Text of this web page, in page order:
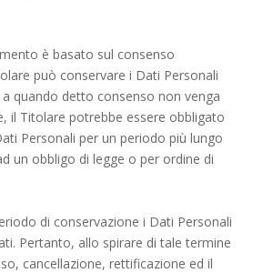
è basato sul consenso
può conservare i Dati Personali
quando detto consenso non venga
il Titolare potrebbe essere obbligato
Personali per un periodo più lungo
un obbligo di legge o per ordine di
di conservazione i Dati Personali
Pertanto, allo spirare di tale termine
cancellazione, rettificazione ed il